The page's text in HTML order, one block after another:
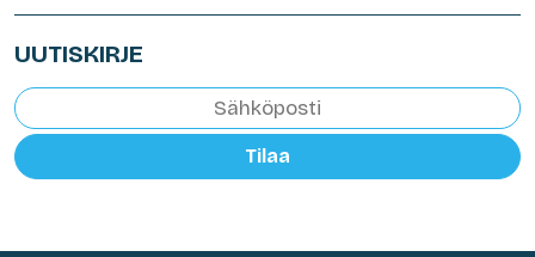
UUTISKIRJE
Tilaa